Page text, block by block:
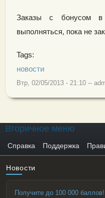
Заказы с бонусом
выполняться, пока не
Tags:
новости
Втр, 02/05/2013 - 21:10--
Вторичное меню
Справка Поддержка
Новости
Получите до 100 000 баллов!